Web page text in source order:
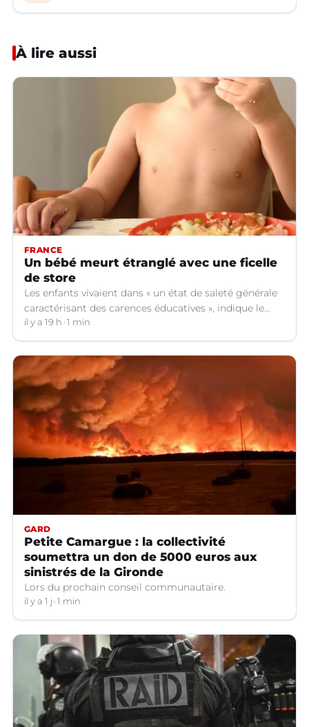
À lire aussi
FRANCE
Un bébé meurt étranglé avec une ficelle
de store
Les enfants vivaient dans « un état de saleté générale
caractérisant des carences éducatives », indique le
parquet.
il y a 19 h 1 min
GARD
Petite Camargue : la collectivité
soumettra un don de 5000 euros aux
sinistrés de la Gironde
Lors du prochain conseil communautaire.
il y a 1 j 1 min